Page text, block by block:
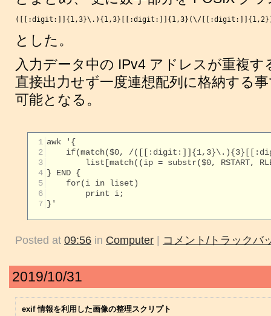
([[:digit:]]{1,3}\.){1,3}[[:digit:]]{1,3}(\/
とした。
入力データ中の IPv4 アドレスが重複
直接出力せず一度連想配列に格納する
可能となる。
  1
awk '{
  2
  3
  4
} END {
  5
  6
  7
}'
Posted at 09:56 in Computer コメント/トラックバ
2019/10/31
exif 情報を利用した画像の整理スクリプト